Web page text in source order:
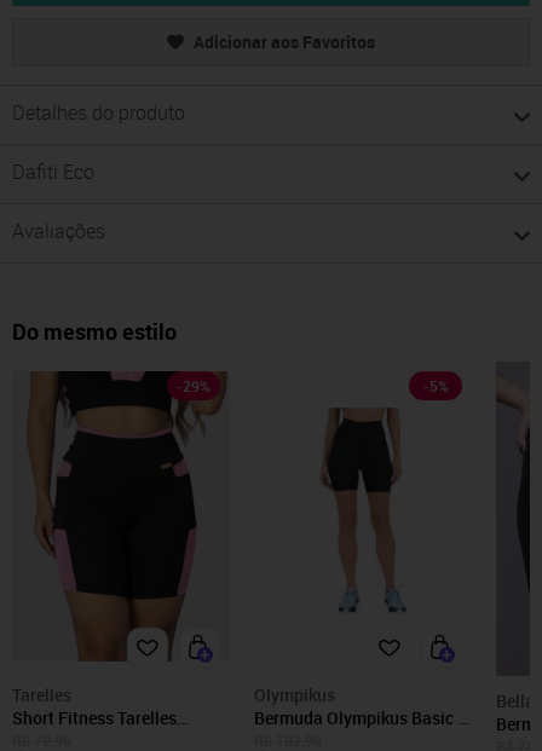
Adicionar aos Favoritos
Detalhes do produto
Dafiti Eco
Avaliações
Do mesmo estilo
-29%
Tarelles
Short Fitness Tarelles
-5%
Olympikus
Bermuda Olympikus Basic 6
Bella